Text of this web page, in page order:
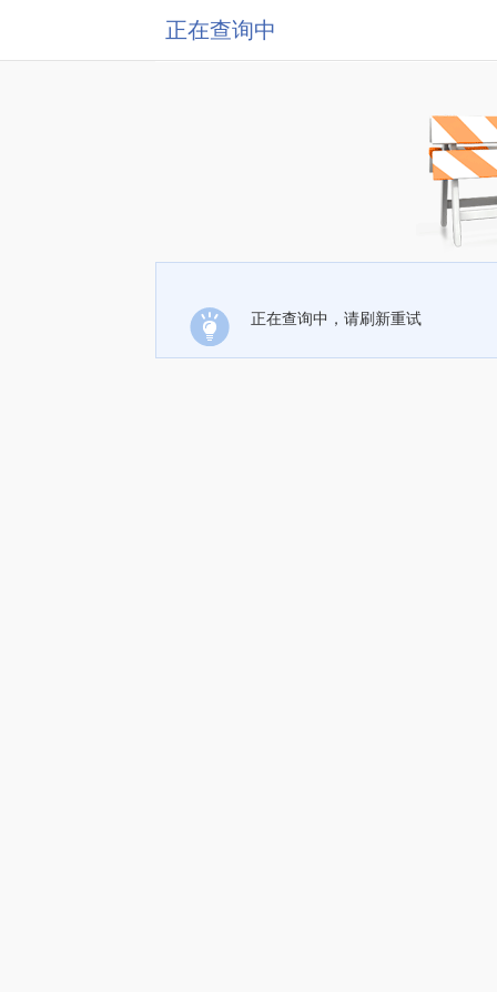
正在查询中
正在查询中，请刷新重试